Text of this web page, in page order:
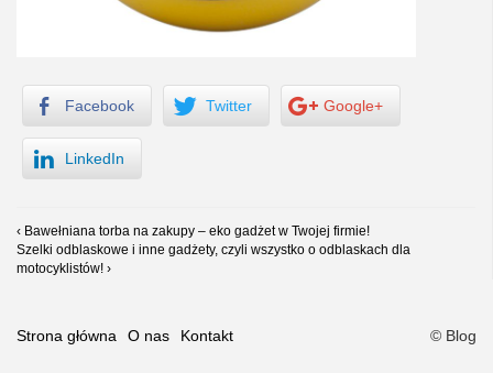
Facebook Twitter Google+
LinkedIn
‹ Bawełniana torba na zakupy – eko gadżet w Twojej firmie!
Szelki odblaskowe i inne gadżety, czyli wszystko o odblaskach dla
motocyklistów! ›
Strona główna O nas Kontakt © Blog